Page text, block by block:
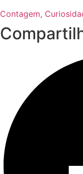
Contagem,